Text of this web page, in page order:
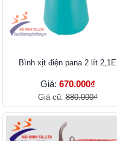
Bình xịt điện pana 2 lít 2,1E
Giá: 670.000₫
Giá cũ:880.000₫